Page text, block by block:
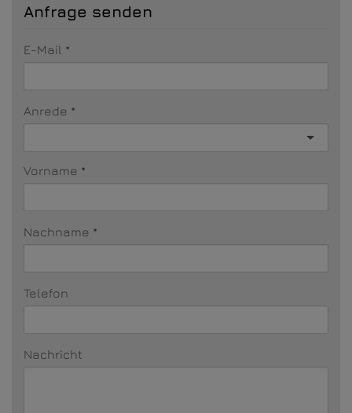
Anfrage senden
E-Mail
Anrede
Vorname
Nachname
Telefon
Nachricht